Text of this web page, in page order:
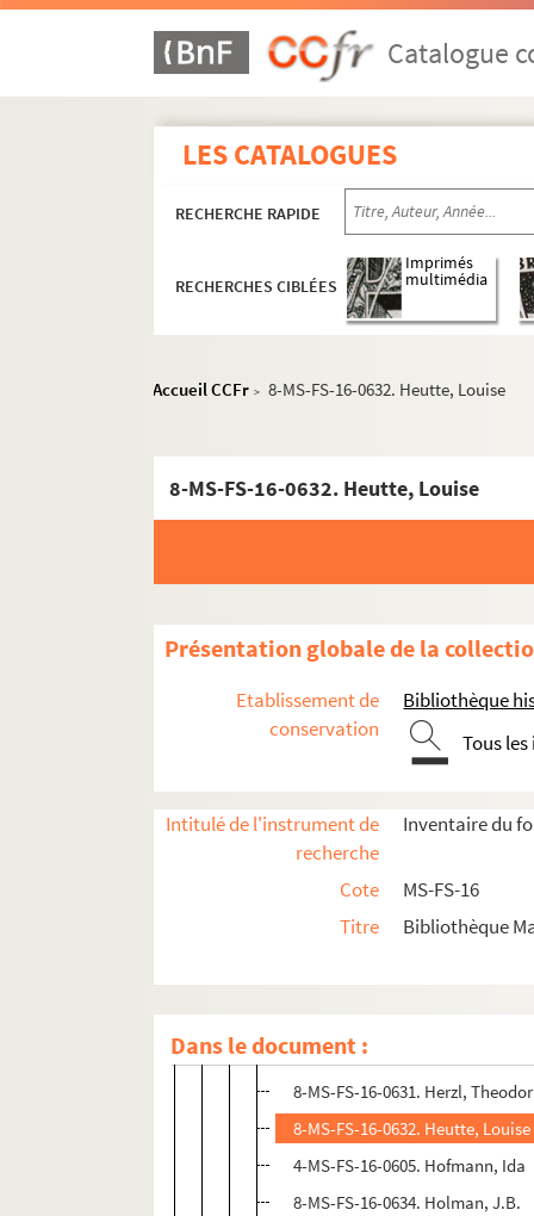
Catalogue
LES CATALOGUES
RECHERCHE RAPIDE
RECHERCHES CIBLÉES
Imprimés
multimédia
Accueil CCFr > 8-MS-FS-16-0632. Heutte, Louise
8-MS-FS-16-0632. Heutte, Louise
Présentation globale de la
Etablissement de
conservation
Bibliothèque
Tous
Intitulé de l'instrument de
recherche
Inventaire du
Cote
MS-FS-16
Titre
Bibliothèque
Dans le document :
F
G
8-MS-FS-16-0611. Haas, Bernard
8-MS-FS-16-0622. Hackin,
8-MS-FS-16-0590. Hagenstein, E.
4-MS-FS-16-0594. Hailly,
8-MS-FS-16-0616. Halona, P.A.
8-MS-FS-16-0617. Hamburger,
8-MS-FS-16-0619. Hammer,
8-MS-FS-16-0621. Harcourt, E. d'
8-MS-FS-16-0625. Haurigot,
4-MS-FS-16-0598. Hautefeuille,
4-MS-FS-16-0599. Hébert
4-MS-FS-16-0600. Hennecart, H.
4-MS-FS-16-0602. Herblay,
4-MS-FS-16-0604. Hersant de
8-MS-FS-16-0631. Herzl, Theodor
8-MS-FS-16-0632. Heutte, Louise
4-MS-FS-16-0605. Hofmann, Ida
8-MS-FS-16-0634. Holman, J.B.